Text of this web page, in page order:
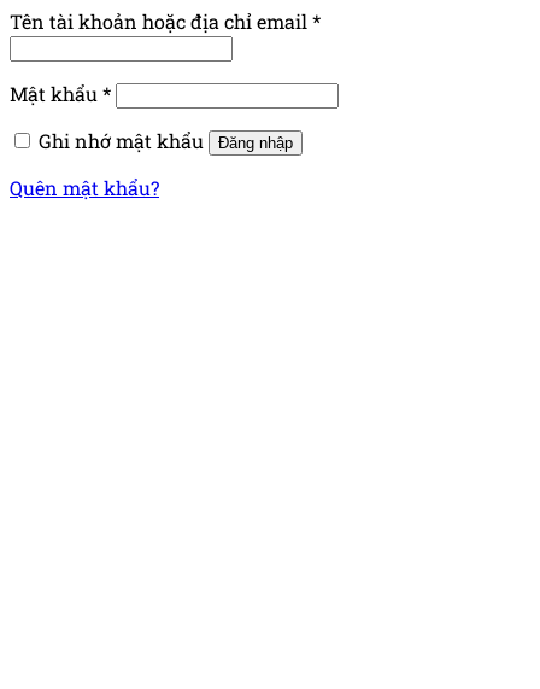
Tên tài khoản hoặc địa chỉ email *
Mật khẩu *
Ghi nhớ mật khẩu
Đăng nhập
Quên mật khẩu?